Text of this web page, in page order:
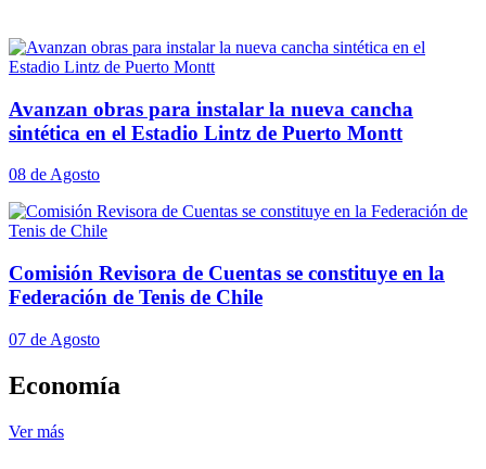
Avanzan obras para instalar la nueva cancha
sintética en el Estadio Lintz de Puerto Montt
08 de Agosto
Comisión Revisora de Cuentas se constituye en la
Federación de Tenis de Chile
07 de Agosto
Economía
Ver más